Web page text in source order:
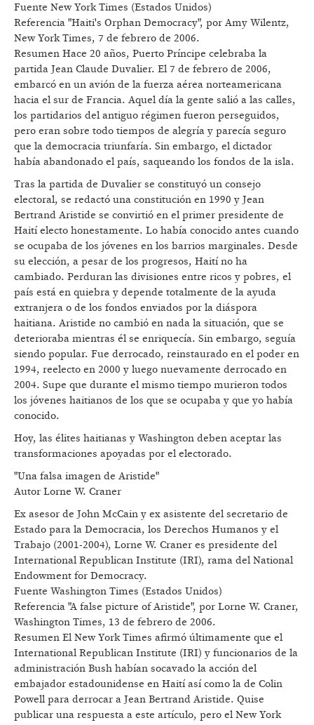
Fuente New York Times (Estados Unidos)
Referencia "Haiti's Orphan Democracy", por Amy Wilentz,
New York Times, 7 de febrero de 2006.
Resumen Hace 20 años, Puerto Príncipe celebraba la
partida Jean Claude Duvalier. El 7 de febrero de 2006,
embarcó en un avión de la fuerza aérea norteamericana
hacia el sur de Francia. Aquel día la gente salió a las calles,
los partidarios del antiguo régimen fueron perseguidos,
pero eran sobre todo tiempos de alegría y parecía seguro
que la democracia triunfaría. Sin embargo, el dictador
había abandonado el país, saqueando los fondos de la isla.
Tras la partida de Duvalier se constituyó un consejo
electoral, se redactó una constitución en 1990 y Jean
Bertrand Aristide se convirtió en el primer presidente de
Haití electo honestamente. Lo había conocido antes cuando
se ocupaba de los jóvenes en los barrios marginales. Desde
su elección, a pesar de los progresos, Haití no ha
cambiado. Perduran las divisiones entre ricos y pobres, el
país está en quiebra y depende totalmente de la ayuda
extranjera o de los fondos enviados por la diáspora
haitiana. Aristide no cambió en nada la situación, que se
deterioraba mientras él se enriquecía. Sin embargo, seguía
siendo popular. Fue derrocado, reinstaurado en el poder en
1994, reelecto en 2000 y luego nuevamente derrocado en
2004. Supe que durante el mismo tiempo murieron todos
los jóvenes haitianos de los que se ocupaba y que yo había
conocido.
Hoy, las élites haitianas y Washington deben aceptar las
transformaciones apoyadas por el electorado.
"Una falsa imagen de Aristide"
Autor Lorne W. Craner
Ex asesor de John McCain y ex asistente del secretario de
Estado para la Democracia, los Derechos Humanos y el
Trabajo (2001-2004), Lorne W. Craner es presidente del
International Republican Institute (IRI), rama del National
Endowment for Democracy.
Fuente Washington Times (Estados Unidos)
Referencia "A false picture of Aristide", por Lorne W. Craner,
Washington Times, 13 de febrero de 2006.
Resumen El New York Times afirmó últimamente que el
International Republican Institute (IRI) y funcionarios de la
administración Bush habían socavado la acción del
embajador estadounidense en Haití así como la de Colin
Powell para derrocar a Jean Bertrand Aristide. Quise
publicar una respuesta a este artículo, pero el New York